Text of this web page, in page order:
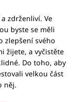
zdrženliví. Ve
byste se měli
zlepšení svého
žijete, a vyčistěte
Do toho, aby
velkou část
něj.